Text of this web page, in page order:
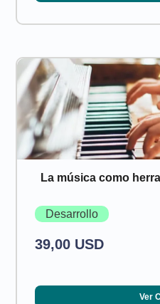
La música como
Desarrollo
39,00 USD
Ver